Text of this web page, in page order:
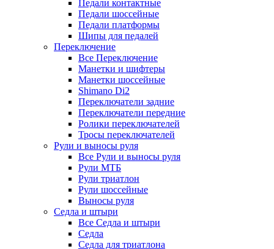
Педали контактные
Педали шоссейные
Педали платформы
Шипы для педалей
Переключение
Все Переключение
Манетки и шифтеры
Манетки шоссейные
Shimano Di2
Переключатели задние
Переключатели передние
Ролики переключателей
Тросы переключателей
Рули и выносы руля
Все Рули и выносы руля
Рули МТБ
Рули триатлон
Рули шоссейные
Выносы руля
Седла и штыри
Все Седла и штыри
Седла
Седла для триатлона